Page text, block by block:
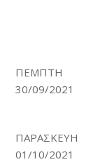
ΠΕΜΠΤΗ
30/09/2021
ΠΑΡΑΣΚΕΥΗ
01/10/2021